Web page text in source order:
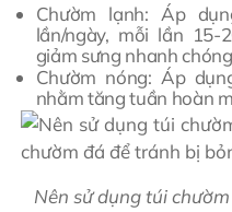
Chườm lạnh: Áp
lần/ngày, mỗi lần
giảm sưng nhanh
Chườm nóng: Áp
nhằm tăng tuần hoàn
Nên sử dụng túi